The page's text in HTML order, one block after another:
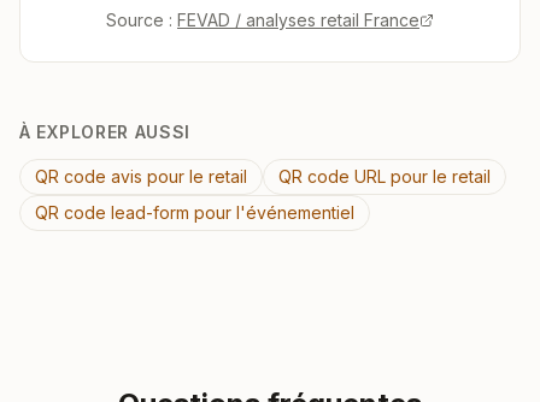
Source : FEVAD / analyses retail France
À EXPLORER AUSSI
QR code avis pour le retail
QR code URL pour le retail
QR code lead-form pour l'événementiel